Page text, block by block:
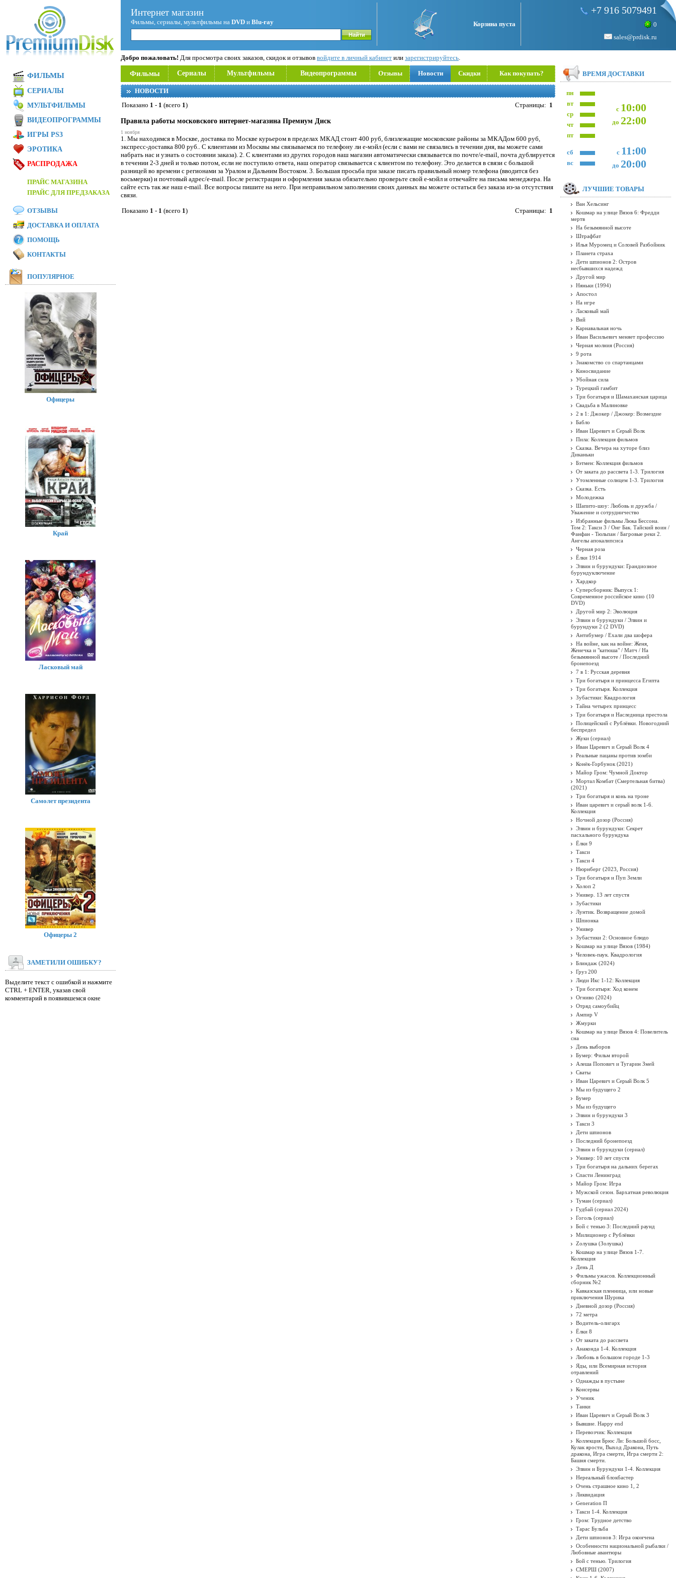
Интернет магазин
Фильмы, сериалы, мультфильмы на DVD и Blu-ray Корзина пуста
+7 916 5079491
0
sales@prdisk.ru
Добро пожаловать! Для просмотра своих заказов, скидок и отзывов войдите в личный кабинет или зарегистрируйтесь.
Фильмы Сериалы Мультфильмы Видеопрограммы Отзывы Новости Скидки Как покупать?
НОВОСТИ
Показано 1 - 1 (всего 1) Страницы: 1
Правила работы московского интернет-магазина Премиум Диск
1 ноября
1. Мы находимся в Москве, доставка по Москве курьером в пределах МКАД стоит 400 руб, близлежащие московские районы за МКАДом 600 руб,
экспресс-доставка 800 руб.. С клиентами из Москвы мы связываемся по телефону ли е-мэйл (если с вами не связались в течении дня, вы можете сами
набрать нас и узнать о состоянии заказа). 2. С клиентами из других городов наш магазин автоматически связывается по почте/e-mail, почта дублируется
в течении 2-3 дней и только потом, если не поступило ответа, наш оператор связывается с клиентом по телефону. Это делается в связи с большой
разницей во времени с регионами за Уралом и Дальним Востоком. 3. Большая просьба при заказе писать правильный номер телефона (вводится без
восьмерки) и почтовый адрес/e-mail. После регистрации и оформления заказа обязательно проверьте свой е-мэйл и отвечайте на письма менеджера. На
сайте есть так же наш e-mail. Все вопросы пишите на него. При неправильном заполнении своих данных вы можете остаться без заказа из-за отсутствия
связи.
Показано 1 - 1 (всего 1) Страницы: 1
ФИЛЬМЫ
СЕРИАЛЫ
МУЛЬТФИЛЬМЫ
ВИДЕОПРОГРАММЫ
ИГРЫ PS3
ЭРОТИКА
РАСПРОДАЖА
ПРАЙС МАГАЗИНА
ПРАЙС ДЛЯ ПРЕДЗАКАЗА
ОТЗЫВЫ
ДОСТАВКА И ОПЛАТА
ПОМОЩЬ
КОНТАКТЫ
ПОПУЛЯРНОЕ
Офицеры
Край
Ласковый май
Самолет президента
Офицеры 2
ЗАМЕТИЛИ ОШИБКУ?
Выделите текст с ошибкой и нажмите
CTRL + ENTER, указав свой
комментарий в появившемся окне
ВРЕМЯ ДОСТАВКИ
пн
с 10:00
до 22:00
вт
ср
чт
пт
с 11:00
до 20:00
сб
вс
ЛУЧШИЕ ТОВАРЫ
Ван Хельсинг
Кошмар на улице Вязов 6: Фредди
мертв
На безымянной высоте
Штрафбат
Илья Муромец и Соловей Разбойник
Планета страха
Дети шпионов 2: Остров
несбывшихся надежд
Другой мир
Няньки (1994)
Апостол
На игре
Ласковый май
Вий
Карнавальная ночь
Иван Васильевич меняет профессию
Черная молния (Россия)
9 рота
Знакомство со спартанцами
Киносвидание
Убойная сила
Турецкий гамбит
Три богатыря и Шамаханская царица
Свадьба в Малиновке
2 в 1: Джокер / Джокер: Возмездие
Бабло
Иван Царевич и Серый Волк
Пила: Коллекция фильмов
Сказка. Вечера на хуторе близ
Диканьки
Бэтмен: Коллекция фильмов
От заката до рассвета 1-3. Трилогия
Утомленные солнцем 1-3. Трилогия
Сказка. Есть
Молодежка
Шапито-шоу: Любовь и дружба /
Уважение и сотрудничество
Избранные фильмы Люка Бессона.
Том 2: Такси 3 / Онг Бак. Тайский воин /
Фанфан - Тюльпан / Багровые реки 2.
Ангелы апокалипсиса
Черная роза
Ёлки 1914
Элвин и бурундуки: Грандиозное
бурундуключение
Хардкор
Суперсборник: Выпуск 1:
Современное российское кино (10
DVD)
Другой мир 2: Эволюция
Элвин и бурундуки / Элвин и
бурундуки 2 (2 DVD)
Антибумер / Ехали два шофера
На войне, как на войне: Женя,
Женечка и "катюша" / Матч / На
безымянной высоте / Последний
бронепоезд
7 в 1: Русская деревня
Три богатыря и принцесса Египта
Три богатыря. Коллекция
Зубастики: Квадрология
Тайна четырех принцесс
Три богатыря и Наследница престола
Полицейский с Рублёвки. Новогодний
беспредел
Жуки (сериал)
Иван Царевич и Серый Волк 4
Реальные пацаны против зомби
Конёк-Горбунок (2021)
Майор Гром: Чумной Доктор
Мортал Комбат (Смертельная битва)
(2021)
Три богатыря и конь на троне
Иван царевич и серый волк 1-6.
Коллекция
Ночной дозор (Россия)
Элвин и бурундуки: Секрет
пасхального бурундука
Ёлки 9
Такси
Такси 4
Нюрнберг (2023, Россия)
Три богатыря и Пуп Земли
Холоп 2
Универ. 13 лет спустя
Зубастики
Лунтик. Возвращение домой
Шпионка
Универ
Зубастики 2: Основное блюдо
Кошмар на улице Вязов (1984)
Человек-паук. Квадрология
Блиндаж (2024)
Груз 200
Люди Икс 1-12: Коллекция
Три богатыря: Ход конем
Огниво (2024)
Отряд самоубийц
Ампир V
Жмурки
Кошмар на улице Вязов 4: Повелитель
сна
День выборов
Бумер: Фильм второй
Алеша Попович и Тугарин Змей
Сваты
Иван Царевич и Серый Волк 5
Мы из будущего 2
Бумер
Мы из будущего
Элвин и бурундуки 3
Такси 3
Дети шпионов
Последний бронепоезд
Элвин и бурундуки (сериал)
Универ: 10 лет спустя
Три богатыря на дальних берегах
Спасти Ленинград
Майор Гром: Игра
Мужской сезон. Бархатная революция
Туман (сериал)
Гудбай (сериал 2024)
Гоголь (сериал)
Бой с тенью 3: Последний раунд
Милиционер с Рублёвки
Zолушка (Золушка)
Кошмар на улице Вязов 1-7.
Коллекция
День Д
Фильмы ужасов. Коллекционный
сборник №2
Кавказская пленница, или новые
приключения Шурика
Дневной дозор (Россия)
72 метра
Водитель-олигарх
Ёлки 8
От заката до рассвета
Анаконда 1-4. Коллекция
Любовь в большом городе 1-3
Яды, или Всемирная история
отравлений
Однажды в пустыне
Консервы
Ученик
Танки
Иван Царевич и Серый Волк 3
Бывшие. Happy end
Перевозчик: Коллекция
Коллекция Брюс Ли: Большой босс,
Кулак ярости, Выход Дракона, Путь
дракона, Игра смерти, Игра смерти 2:
Башня смерти.
Элвин и Бурундуки 1-4. Коллекция
Нереальный блокбастер
Очень страшное кино 1, 2
Ликвидация
Generation П
Такси 1-4. Коллекция
Гром: Трудное детство
Тарас Бульба
Дети шпионов 3: Игра окончена
Особенности национальной рыбалки /
Любовные авантюры
Бой с тенью. Трилогия
СМЕРШ (2007)